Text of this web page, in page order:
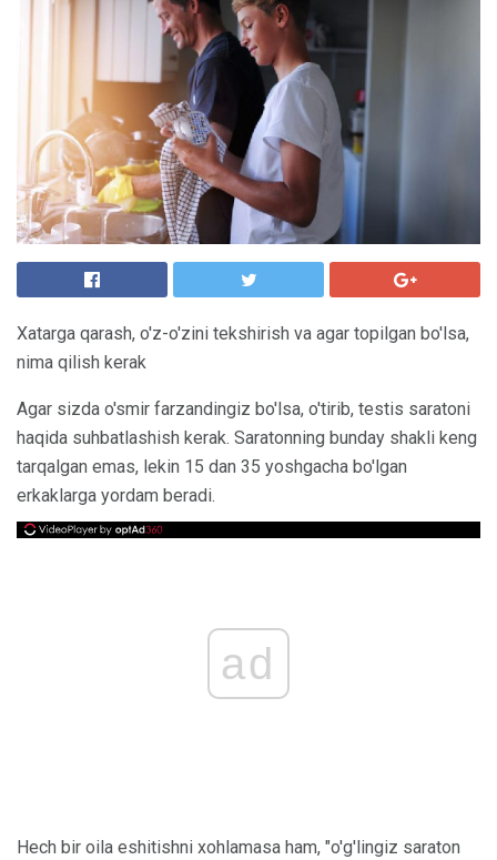
Xatarga qarash, o'z-o'zini tekshirish va agar topilgan bo'lsa,
nima qilish kerak
Agar sizda o'smir farzandingiz bo'lsa, o'tirib, testis saratoni
haqida suhbatlashish kerak. Saratonning bunday shakli keng
tarqalgan emas, lekin 15 dan 35 yoshgacha bo'lgan
erkaklarga yordam beradi.
ad
Hech bir oila eshitishni xohlamasa ham, "o'g'lingiz saraton